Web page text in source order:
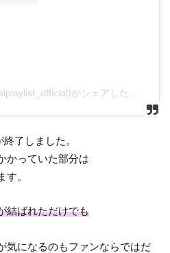
슬기로운 의사생활(@hospitalplaylist_official)がシェアした投稿
了しました。
かっていた部分は
す。
結ばれただけでも
気になるのもファンならではだ